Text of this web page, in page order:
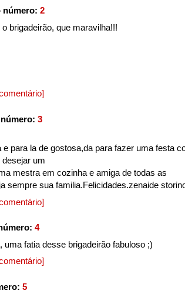
número: 2
brigadeirão, que maravilha!!!
3
para la de gostosa,da para fazer uma festa
um
mestra em cozinha e amiga de todas as
sempre sua familia.Felicidades.zenaide
4
fatia desse brigadeirão fabuloso ;)
5